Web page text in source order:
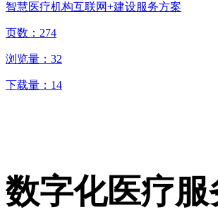
智慧医疗机构互联网+建设服务方案
页数： 274
浏览量： 32
下载量： 14
数字化医疗